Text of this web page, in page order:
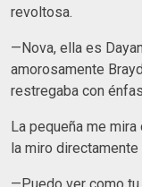
revoltosa.
—Nova, ella es
amorosamente
restregaba con
La pequeña me
la miro
—Puedo ver como